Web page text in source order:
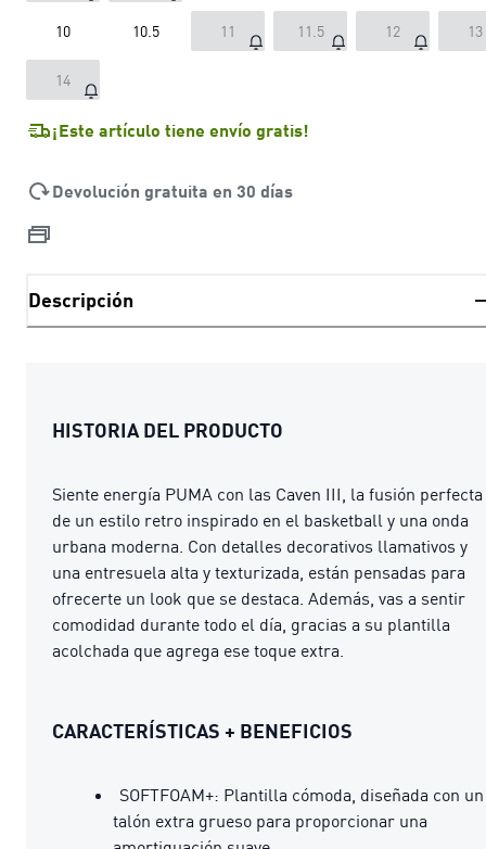
10 10.5 11 11.5 12 13
14
¡Este artículo tiene envío gratis!
Devolución gratuita en 30 días
Descripción
HISTORIA DEL PRODUCTO
Siente energía PUMA con las Caven III, la fusión perfecta
de un estilo retro inspirado en el basketball y una onda
urbana moderna. Con detalles decorativos llamativos y
una entresuela alta y texturizada, están pensadas para
ofrecerte un look que se destaca. Además, vas a sentir
comodidad durante todo el día, gracias a su plantilla
acolchada que agrega ese toque extra.
CARACTERÍSTICAS + BENEFICIOS
SOFTFOAM+: Plantilla cómoda, diseñada con un
talón extra grueso para proporcionar una